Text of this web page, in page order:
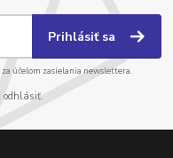
Prihlásiť sa
za účelom zasielania newslettera.
odhlásiť.